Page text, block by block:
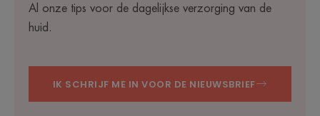
Al onze tips voor de dagelijkse verzorging van de
huid.
IK SCHRIJF ME IN VOOR DE NIEUWSBRIEF